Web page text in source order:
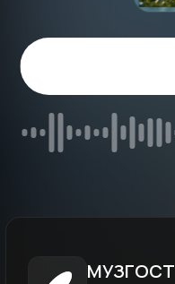
МУЗГОСТ